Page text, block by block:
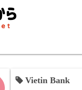
Vietin Bank